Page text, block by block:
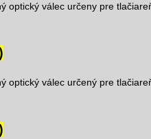
optický válec určeny pre
optický válec určený pre